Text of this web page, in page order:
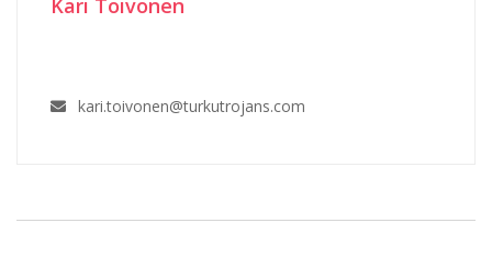
Kari Toivonen
kari.toivonen@turkutrojans.com